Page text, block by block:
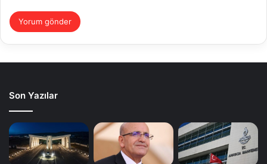
Son Yazılar